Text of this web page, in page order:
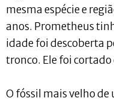
mesma espécie e
anos. Prometheus
idade foi descoberta
tronco. Ele foi cortado
O fóssil mais velho